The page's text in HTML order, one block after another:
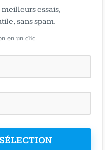
essais,
sans spam.
en un clic.